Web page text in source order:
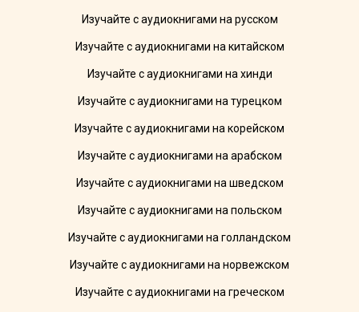
Изучайте с аудиокнигами на русском
Изучайте с аудиокнигами на китайском
Изучайте с аудиокнигами на хинди
Изучайте с аудиокнигами на турецком
Изучайте с аудиокнигами на корейском
Изучайте с аудиокнигами на арабском
Изучайте с аудиокнигами на шведском
Изучайте с аудиокнигами на польском
Изучайте с аудиокнигами на голландском
Изучайте с аудиокнигами на норвежском
Изучайте с аудиокнигами на греческом